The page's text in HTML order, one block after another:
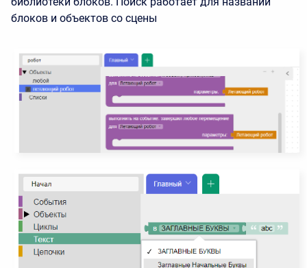
блоков и объектов со сцены